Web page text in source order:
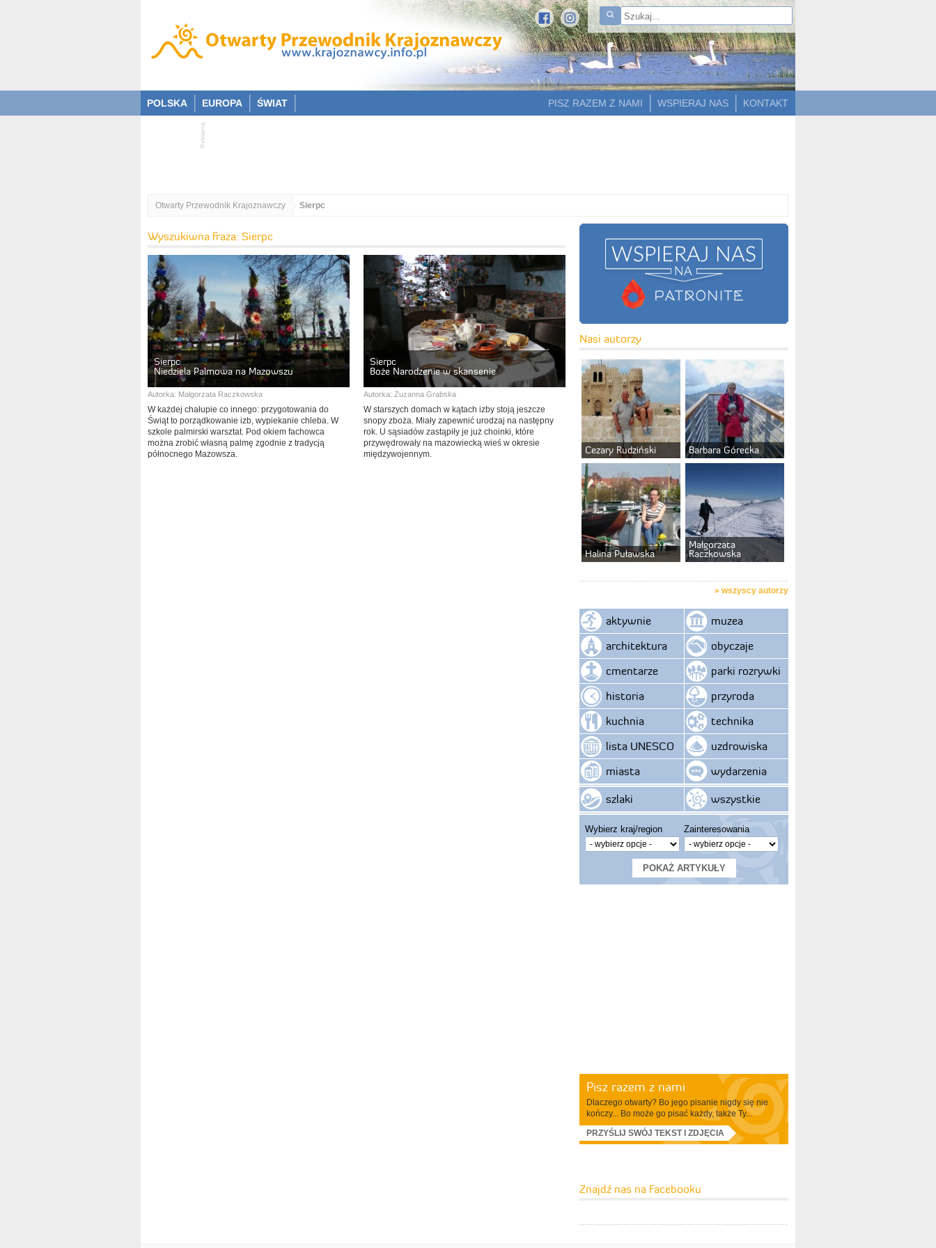
POLSKA EUROPA ŚWIAT KONTAKT
WSPIERAJ NAS
PISZ RAZEM Z NAMI
Otwarty Przewodnik Krajoznawczy Sierpc
Wyszukiwna fraza: Sierpc
Sierpc
Niedziela Palmowa na Mazowszu
Autorka: Małgorzata Raczkowska
W każdej chałupie co innego: przygotowania do
Świąt to porządkowanie izb, wypiekanie chleba. W
szkole palmirski warsztat. Pod okiem fachowca
można zrobić własną palmę zgodnie z tradycją
północnego Mazowsza.
Sierpc
Boże Narodzenie w skansenie
Autorka: Zuzanna Grabska
W starszych domach w kątach izby stoją jeszcze
snopy zboża. Miały zapewnić urodzaj na następny
rok. U sąsiadów zastąpiły je już choinki, które
przywędrowały na mazowiecką wieś w okresie
międzywojennym.
Nasi autorzy
Cezary Rudziński Barbara Górecka
Halina Puławska
Małgorzata
Raczkowska
» wszyscy autorzy
aktywnie
architektura
cmentarze
historia
kuchnia
lista UNESCO
miasta
szlaki
muzea
obyczaje
parki rozrywki
przyroda
technika
uzdrowiska
wydarzenia
wszystkie
Wybierz kraj/region Zainteresowania
Pisz razem z nami
Dlaczego otwarty? Bo jego pisanie nigdy się nie
kończy... Bo może go pisać każdy, także Ty...
PRZYŚLIJ SWÓJ TEKST I ZDJĘCIA
Znajdź nas na Facebooku